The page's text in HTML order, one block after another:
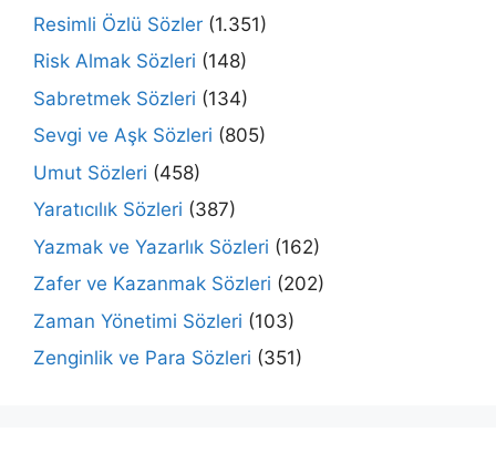
Resimli Özlü Sözler (1.351)
Risk Almak Sözleri (148)
Sabretmek Sözleri (134)
Sevgi ve Aşk Sözleri (805)
Umut Sözleri (458)
Yaratıcılık Sözleri (387)
Yazmak ve Yazarlık Sözleri (162)
Zafer ve Kazanmak Sözleri (202)
Zaman Yönetimi Sözleri (103)
Zenginlik ve Para Sözleri (351)